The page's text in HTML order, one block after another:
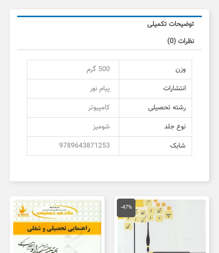
توضیحات تکمیلی
نظرات (0)
وزن
500 گرم
انتشارات
پیام نور
رشته تحصیلی
کامپیوتر
نوع جلد
شومیز
شابک
9789643871253
-47%
قیمت
اصلی
150,000 تومان
بود.
قیمت
فعلی
80,000 تومان
است.